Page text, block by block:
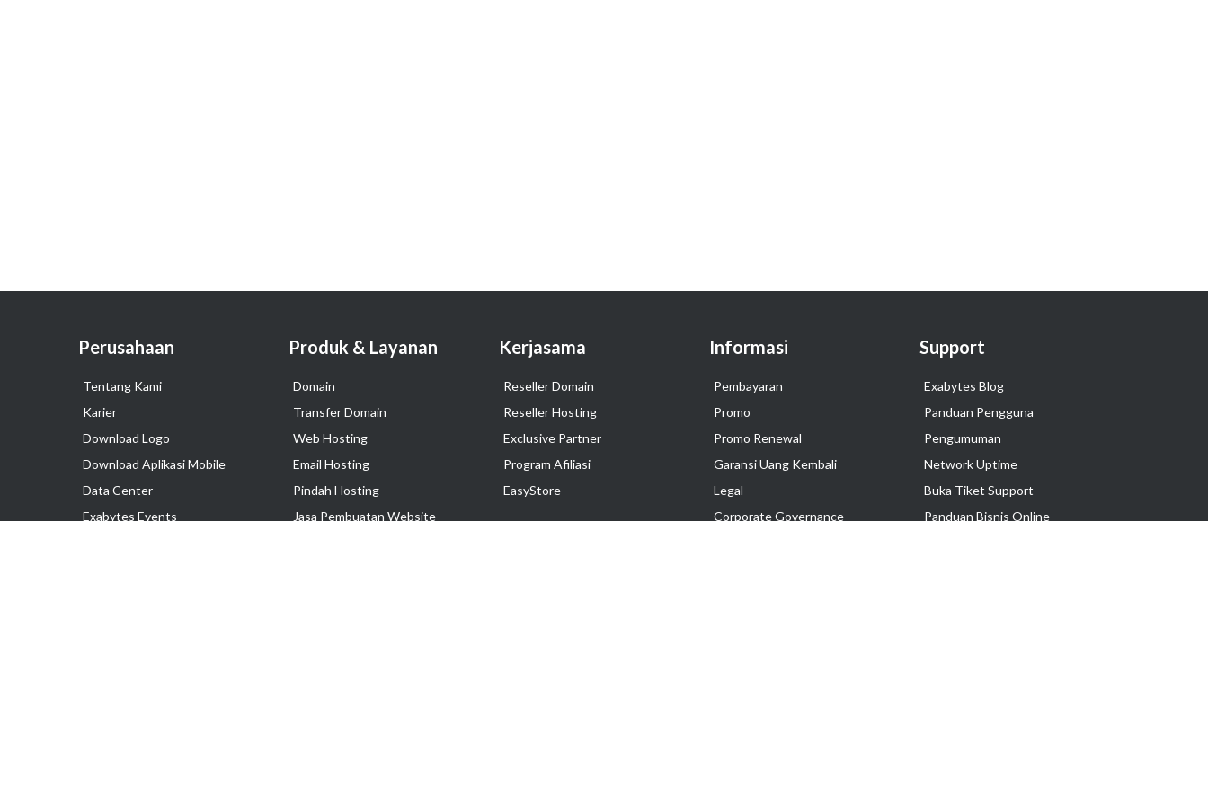
Perusahaan
Tentang Kami
Karier
Download Logo
Download Aplikasi Mobile
Data Center
Exabytes Events
Produk & Layanan
Domain
Transfer Domain
Web Hosting
Email Hosting
Pindah Hosting
Jasa Pembuatan Website
Kerjasama
Reseller Domain
Reseller Hosting
Exclusive Partner
Program Afiliasi
EasyStore
Informasi
Pembayaran
Promo
Promo Renewal
Garansi Uang Kembali
Legal
Corporate Governance
Support
Exabytes Blog
Panduan Pengguna
Pengumuman
Network Uptime
Buka Tiket Support
Panduan Bisnis Online